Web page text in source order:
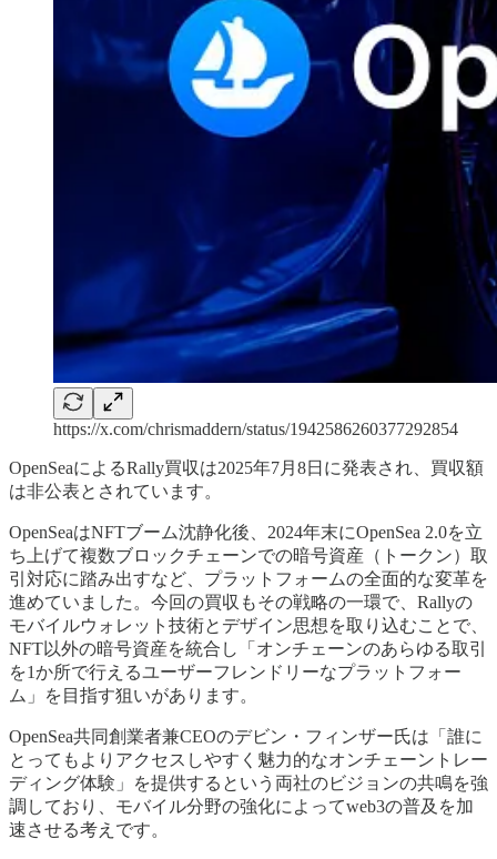
https://x.com/chrismaddern/status/1942586260377292854
OpenSeaによるRally買収は2025年7月8日に発表され、買収額
は非公表とされています。
OpenSeaはNFTブーム沈静化後、2024年末にOpenSea 2.0を立
ち上げて複数ブロックチェーンでの暗号資産（トークン）取
引対応に踏み出すなど、プラットフォームの全面的な変革を
進めていました。今回の買収もその戦略の一環で、Rallyの
モバイルウォレット技術とデザイン思想を取り込むことで、
NFT以外の暗号資産を統合し「オンチェーンのあらゆる取引
を1か所で行えるユーザーフレンドリーなプラットフォー
ム」を目指す狙いがあります。
OpenSea共同創業者兼CEOのデビン・フィンザー氏は「誰に
とってもよりアクセスしやすく魅力的なオンチェーントレー
ディング体験」を提供するという両社のビジョンの共鳴を強
調しており、モバイル分野の強化によってweb3の普及を加
速させる考えです。